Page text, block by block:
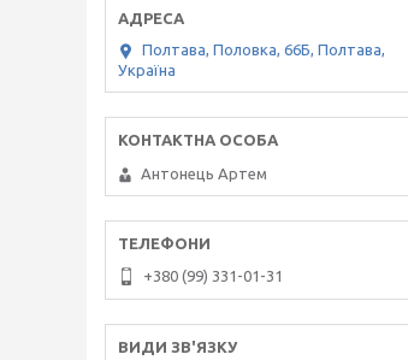
Полтава, Половка, 66Б, Полтава,
Україна
Антонець Артем
+380 (99) 331-01-31